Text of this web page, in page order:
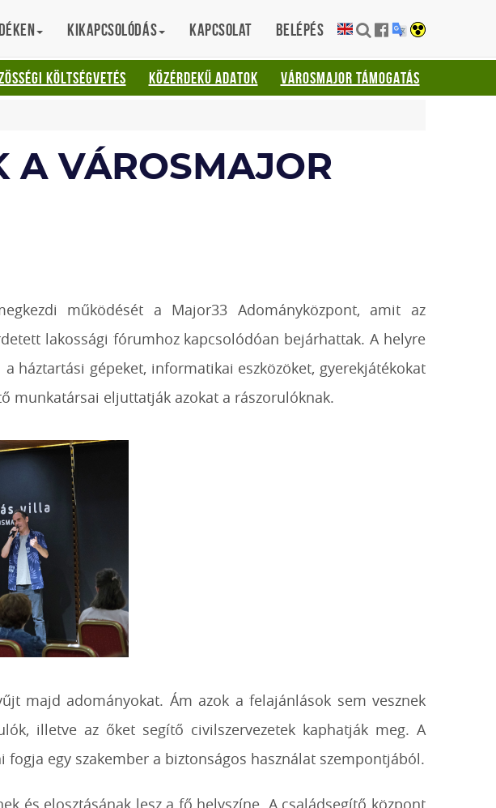
Kikapcsolódás Kapcsolat Belépés
KÖLTSÉGVETÉS KÖZÉRDEKŰ ADATOK VÁROSMAJOR TÁMOGATÁS
A VÁROSMAJOR
működését a Major33 Adományközpont, amit az
lakossági fórumhoz kapcsolódóan bejárhattak. A helyre
háztartási gépeket, informatikai eszközöket, gyerekjátékokat
munkatársai eljuttatják azokat a rászorulóknak.
majd adományokat. Ám azok a felajánlások sem vesznek
illetve az őket segítő civilszervezetek kaphatják meg. A
egy szakember a biztonságos használat szempontjából.
és elosztásának lesz a fő helyszíne. A családsegítő központ